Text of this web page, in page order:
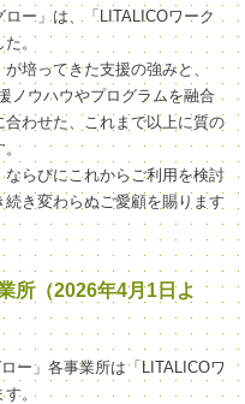
ー」は、「LITALICOワーク
た。
培ってきた支援の強みと、
ノウハウやプログラムを融合
わせた、これまで以上に質の
。
らびにこれからご利用を検討
き変わらぬご愛顧を賜ります
所（2026年4月1日よ
ー」各事業所は「LITALICOワ
す。